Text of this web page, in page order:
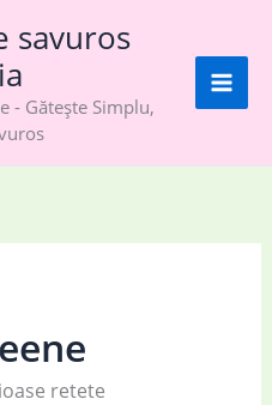
savuros
- Gătește Simplu,
retete